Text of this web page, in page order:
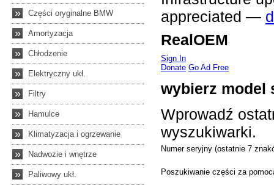
» Części oryginalne BMW
» Amortyzacja
» Chłodzenie
» Elektryczny ukł.
» Filtry
» Hamulce
» Klimatyzacja i ogrzewanie
» Nadwozie i wnętrze
» Paliwowy ukł.